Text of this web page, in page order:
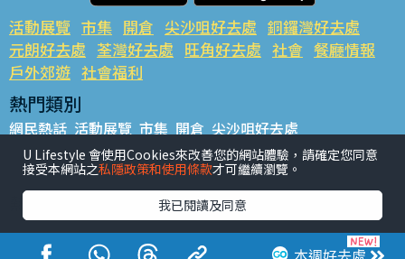
活動展覽 市集 開倉 尖沙咀好去處 銅鑼灣好去處
元朗好去處 荃灣好去處 旺角好去處 社會 餐廳情報
戶外郊遊 社會福利
熱門類別
網民熱話 活動展覽 市集 開倉 尖沙咀好去處
銅鑼灣好去處 元朗好去處 荃灣好去處 旺角好去處 社會
餐廳情報 戶外郊遊
熱門標籤
#UGO搵好去處 #人氣活動推介 #美食社群熱話
#親子玩樂好去處
#ULifestyle應用程式 #限時搶
U Lifestyle 會使用Cookies來改善您的網站體驗，請確定您同意
接受本網站之私隱政策和使用條款才可繼續瀏覽。
我已閱讀及同意